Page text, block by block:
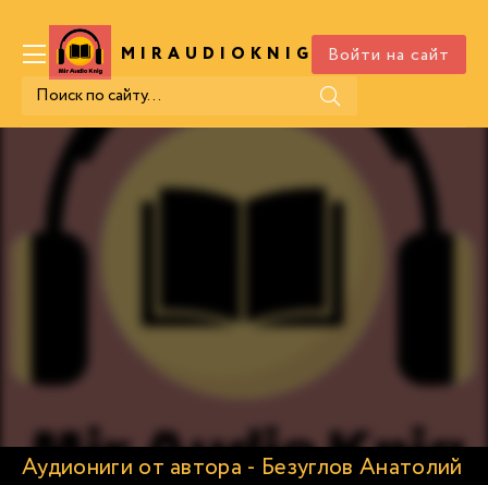
MIRAUDIOKNIG .COM
Войти на сайт
Аудиониги от автора - Безуглов Анатолий